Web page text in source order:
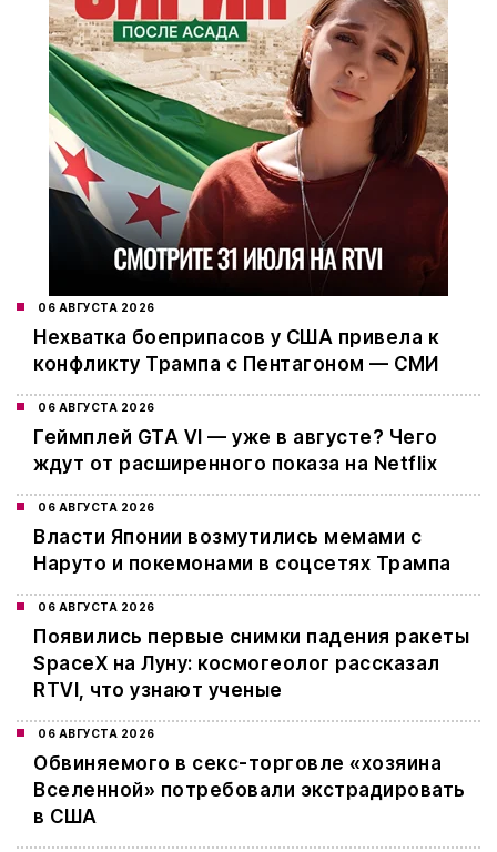
06 АВГУСТА 2026
Нехватка боеприпасов у США привела к
конфликту Трампа с Пентагоном — СМИ
06 АВГУСТА 2026
Геймплей GTA VI — уже в августе? Чего
ждут от расширенного показа на Netflix
06 АВГУСТА 2026
Власти Японии возмутились мемами с
Наруто и покемонами в соцсетях Трампа
06 АВГУСТА 2026
Появились первые снимки падения ракеты
SpaceX на Луну: космогеолог рассказал
RTVI, что узнают ученые
06 АВГУСТА 2026
Обвиняемого в секс-торговле «хозяина
Вселенной» потребовали экстрадировать
в США